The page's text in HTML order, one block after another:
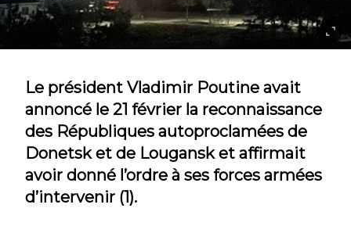
Le président Vladimir Poutine avait
annoncé le 21 février la reconnaissance
des Républiques autoproclamées de
Donetsk et de Lougansk et affirmait
avoir donné l’ordre à ses forces armées
d’intervenir (1).